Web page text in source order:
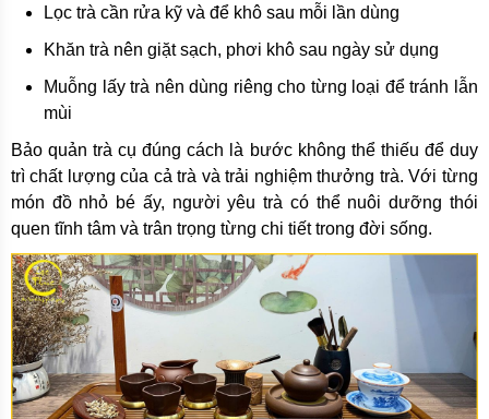
Lọc trà cần rửa kỹ và để khô sau mỗi lần dùng
Khăn trà nên giặt sạch, phơi khô sau ngày sử dụng
Muỗng lấy trà nên dùng riêng cho từng loại để tránh lẫn
mùi
Bảo quản trà cụ đúng cách là bước không thể thiếu để duy
trì chất lượng của cả trà và trải nghiệm thưởng trà. Với từng
món đồ nhỏ bé ấy, người yêu trà có thể nuôi dưỡng thói
quen tĩnh tâm và trân trọng từng chi tiết trong đời sống.